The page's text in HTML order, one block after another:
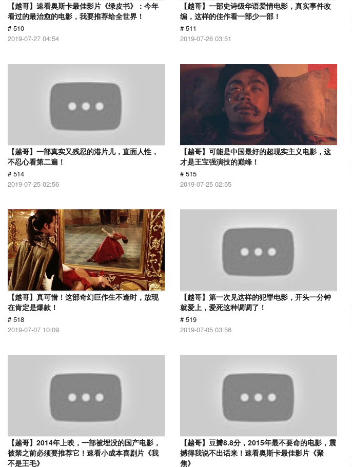
【越哥】速看奥斯卡最佳影片《绿皮书》：今年
看过的最治愈的电影，我要推荐给全世界！
# 510
2019-07-27 04:54
【越哥】一部史诗级华语爱情电影，真实事件改
编，这样的佳作看一部少一部！
# 511
2019-07-26 03:51
【越哥】一部真实又残忍的港片儿，直面人性，
不忍心看第二遍！
# 514
2019-07-25 02:56
【越哥】可能是中国最好的超现实主义电影，这
才是王宝强演技的巅峰！
# 515
2019-07-25 02:55
【越哥】真可惜！这部奇幻巨作生不逢时，放现
在肯定是爆款！
# 518
2019-07-07 10:09
【越哥】第一次见这样的犯罪电影，开头一分钟
就爱上，爱死这种调调了！
# 519
2019-07-05 03:56
【越哥】2014年上映，一部被埋没的国产电影，
被禁之前必须要推荐它！速看小成本喜剧片《我
不是王毛》
【越哥】豆瓣8.8分，2015年最不要命的电影，震
撼得我说不出话来！速看奥斯卡最佳影片《聚
焦》